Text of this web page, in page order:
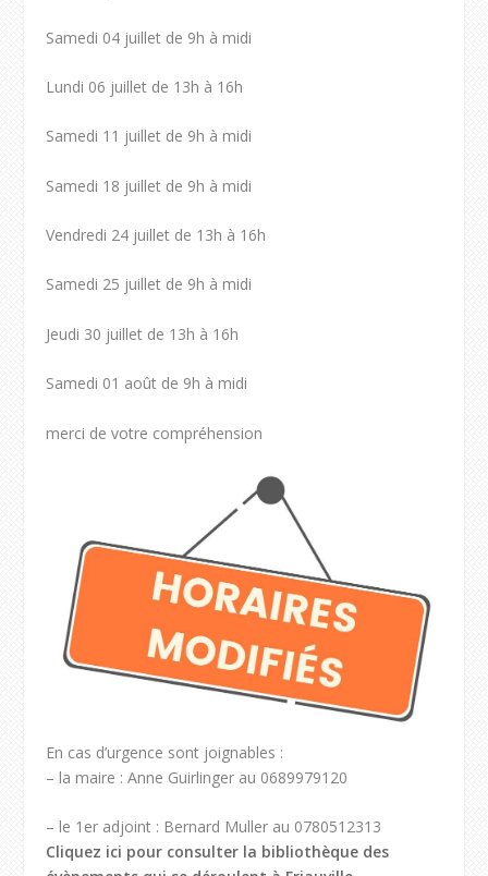
Samedi 04 juillet de 9h à midi
Lundi 06 juillet de 13h à 16h
Samedi 11 juillet de 9h à midi
Samedi 18 juillet de 9h à midi
Vendredi 24 juillet de 13h à 16h
Samedi 25 juillet de 9h à midi
Jeudi 30 juillet de 13h à 16h
Samedi 01 août de 9h à midi
merci de votre compréhension
En cas d’urgence sont joignables :
– la maire : Anne Guirlinger au 0689979120
– le 1er adjoint : Bernard Muller au 0780512313
Cliquez ici pour consulter la bibliothèque des